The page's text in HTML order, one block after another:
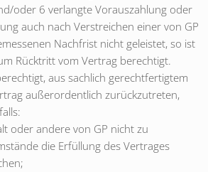
oder 6 verlangte Vorauszahlung oder
auch nach Verstreichen einer von GP
Nachfrist nicht geleistet, so ist
Rücktritt vom Vertrag berechtigt.
aus sachlich gerechtfertigtem
außerordentlich zurückzutreten,
oder andere von GP nicht zu
die Erfüllung des Vertrages